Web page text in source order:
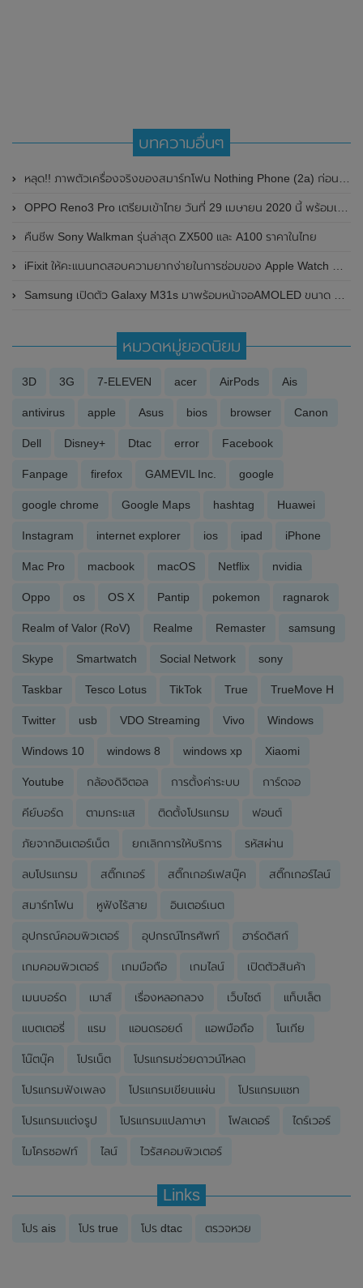
บทความอื่นๆ
หลุด!! ภาพตัวเครื่องจริงของสมาร์ทโฟน Nothing Phone (2a) ก่อนเปิดตัวในเร็วๆนี้
OPPO Reno3 Pro เตรียมเข้าไทย วันที่ 29 เมษายน 2020 นี้ พร้อมเผยสเปก
คืนชีพ Sony Walkman รุ่นล่าสุด ZX500 และ A100 ราคาในไทย
iFixit ให้คะแนนทดสอบความยากง่ายในการซ่อมของ Apple Watch Ultra พบว่าซ่อมยากมาก
Samsung เปิดตัว Galaxy M31s มาพร้อมหน้าจอAMOLED ขนาด 6.5 นิ้ว , กล้องหลัง 4 ตัว และแบตเตอรี่อึดขนาดใหญ่ถึง 6,000 mAh
หมวดหมู่ยอดนิยม
3D 3G 7-ELEVEN acer AirPods Ais
antivirus apple Asus bios browser Canon
Dell Disney+ Dtac error Facebook
Fanpage firefox GAMEVIL Inc. google
google chrome Google Maps hashtag Huawei
Instagram internet explorer ios ipad iPhone
Mac Pro macbook macOS Netflix nvidia
Oppo os OS X Pantip pokemon ragnarok
Realm of Valor (RoV) Realme Remaster samsung
Skype Smartwatch Social Network sony
Taskbar Tesco Lotus TikTok True TrueMove H
Twitter usb VDO Streaming Vivo Windows
Windows 10 windows 8 windows xp Xiaomi
Youtube กล้องดิจิตอล การตั้งค่าระบบ การ์ดจอ
คีย์บอร์ด ตามกระแส ติดตั้งโปรแกรม ฟอนต์
ภัยจากอินเตอร์เน็ต ยกเลิกการให้บริการ รหัสผ่าน
ลบโปรแกรม สติ๊กเกอร์ สติ๊กเกอร์เฟสบุ๊ค สติ๊กเกอร์ไลน์
สมาร์ทโฟน หูฟังไร้สาย อินเตอร์เนต
อุปกรณ์คอมพิวเตอร์ อุปกรณ์โทรศัพท์ ฮาร์ดดิสก์
เกมคอมพิวเตอร์ เกมมือถือ เกมไลน์ เปิดตัวสินค้า
เมนบอร์ด เมาส์ เรื่องหลอกลวง เว็บไซต์ แท็บเล็ต
แบตเตอรี่ แรม แอนดรอยด์ แอพมือถือ โนเกีย
โน๊ตบุ๊ค โปรเน็ต โปรแกรมช่วยดาวน์โหลด
โปรแกรมฟังเพลง โปรแกรมเขียนแผ่น โปรแกรมแชท
โปรแกรมแต่งรูป โปรแกรมแปลภาษา โฟลเดอร์ ไดร์เวอร์
ไมโครซอฟท์ ไลน์ ไวรัสคอมพิวเตอร์
Links
โปร ais โปร true โปร dtac ตรวจหวย